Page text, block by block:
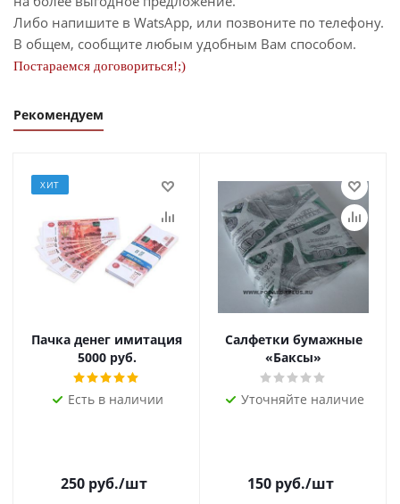
Либо напишите в WatsApp, или позвоните по телефону.
В общем, сообщите любым удобным Вам способом.
Постараемся договориться!;)
Рекомендуем
ХИТ
Пачка денег имитация
5000 руб.
Есть в наличии
250руб./шт
Салфетки бумажные
«Баксы»
Уточняйте наличие
150руб./шт